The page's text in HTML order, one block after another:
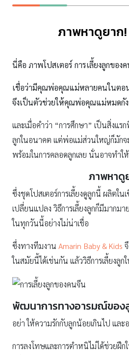
ภาพหาดูยาก
นี่คือ ภาพโปสเตอร์ การเลี้ยงลูกขอ
เชื่อว่ามีคุณพ่อคุณแม่หลายคนในตอน
จึงเป็นตัวช่วยให้คุณพ่อคุณแม่หมดกัง
และเมื่อคำว่า “การศึกษา” เป็นสิ่งแ
ลูกในอนาคต แต่พ่อแม่ส่วนใหญ่ก็มักจ
พร้อมในการคลอดลูกเลย นั่นอาจท
ภาพหาดู
ซึ่งชุดโปสเตอร์การเลี้ยงดูลูกนี้ ผลิตใ
เปลี่ยนแปลง วิธีการเลี้ยงลูกก็มีมากม
ในทุกวันนี้อย่างไม่น่าเชื่อ
ซึ่งทางทีมงาน Amarin Baby & Kids
ในสมัยนี้ได้เช่นกัน แล้ววิธีการเลี้ยงลู
พัฒนาการทางอารมณ์ของ
อย่า ให้ความรักกับลูกน้อยเกินไป แล
การลงโทษและการตำหนิไม่ได้ช่วยฝึก